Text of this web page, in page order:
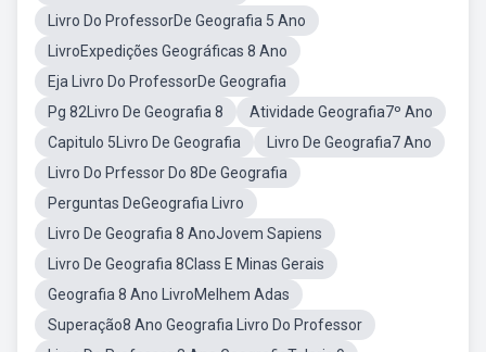
Livro Do ProfessorDe Geografia 5 Ano
LivroExpedições Geográficas 8 Ano
Eja Livro Do ProfessorDe Geografia
Pg 82Livro De Geografia 8
Atividade Geografia7º Ano
Capitulo 5Livro De Geografia
Livro De Geografia7 Ano
Livro Do Prfessor Do 8De Geografia
Perguntas DeGeografia Livro
Livro De Geografia 8 AnoJovem Sapiens
Livro De Geografia 8Class E Minas Gerais
Geografia 8 Ano LivroMelhem Adas
Superação8 Ano Geografia Livro Do Professor